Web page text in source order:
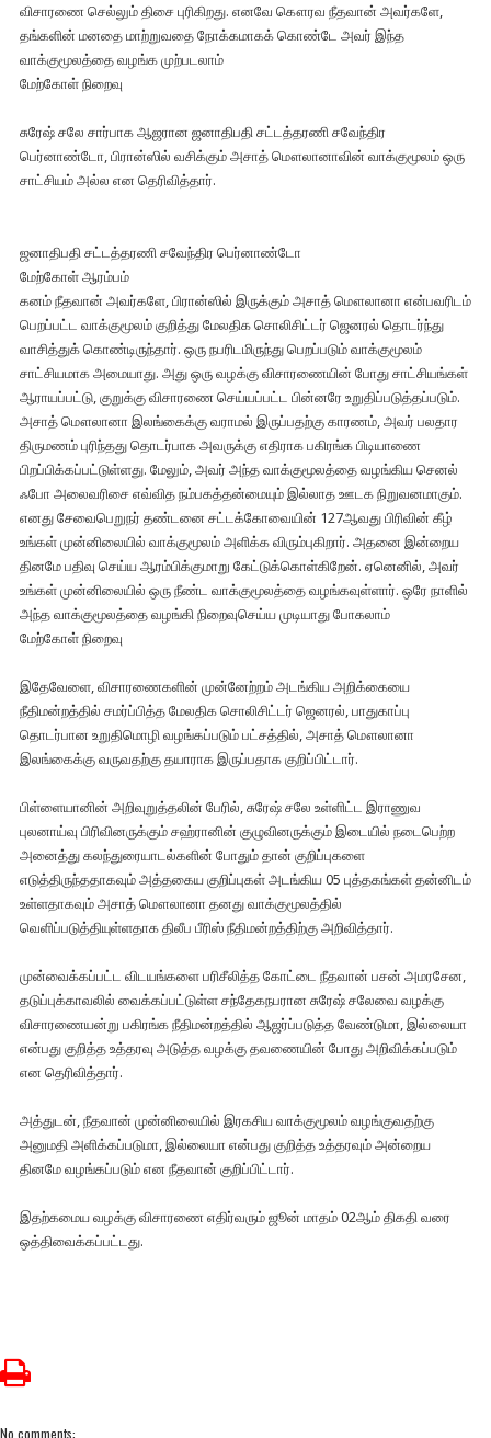
விசாரணை செல்லும் திசை புரிகிறது. எனவே கௌரவ நீதவான் அவர்களே,
தங்களின் மனதை மாற்றுவதை நோக்கமாகக் கொண்டே அவர் இந்த
வாக்குமூலத்தை வழங்க முற்படலாம்
மேற்கோள் நிறைவு
சுரேஷ் சலே சார்பாக ஆஜரான ஜனாதிபதி சட்டத்தரணி சவேந்திர
பெர்னாண்டோ, பிரான்ஸில் வசிக்கும் அசாத் மௌலானாவின் வாக்குமூலம் ஒரு
சாட்சியம் அல்ல என தெரிவித்தார்.
ஜனாதிபதி சட்டத்தரணி சவேந்திர பெர்னாண்டோ
மேற்கோள் ஆரம்பம்
கனம் நீதவான் அவர்களே, பிரான்ஸில் இருக்கும் அசாத் மௌலானா என்பவரிடம்
பெறப்பட்ட வாக்குமூலம் குறித்து மேலதிக சொலிசிட்டர் ஜெனரல் தொடர்ந்து
வாசித்துக் கொண்டிருந்தார். ஒரு நபரிடமிருந்து பெறப்படும் வாக்குமூலம்
சாட்சியமாக அமையாது. அது ஒரு வழக்கு விசாரணையின் போது சாட்சியங்கள்
ஆராயப்பட்டு, குறுக்கு விசாரணை செய்யப்பட்ட பின்னரே உறுதிப்படுத்தப்படும்.
அசாத் மௌலானா இலங்கைக்கு வராமல் இருப்பதற்கு காரணம், அவர் பலதார
திருமணம் புரிந்தது தொடர்பாக அவருக்கு எதிராக பகிரங்க பிடியாணை
பிறப்பிக்கப்பட்டுள்ளது. மேலும், அவர் அந்த வாக்குமூலத்தை வழங்கிய செனல்
ஃபோ அலைவரிசை எவ்வித நம்பகத்தன்மையும் இல்லாத ஊடக நிறுவனமாகும்.
எனது சேவைபெறுநர் தண்டனை சட்டக்கோவையின் 127ஆவது பிரிவின் கீழ்
உங்கள் முன்னிலையில் வாக்குமூலம் அளிக்க விரும்புகிறார். அதனை இன்றைய
தினமே பதிவு செய்ய ஆரம்பிக்குமாறு கேட்டுக்கொள்கிறேன். ஏனெனில், அவர்
உங்கள் முன்னிலையில் ஒரு நீண்ட வாக்குமூலத்தை வழங்கவுள்ளார். ஒரே நாளில்
அந்த வாக்குமூலத்தை வழங்கி நிறைவுசெய்ய முடியாது போகலாம்
மேற்கோள் நிறைவு
இதேவேளை, விசாரணைகளின் முன்னேற்றம் அடங்கிய அறிக்கையை
நீதிமன்றத்தில் சமர்ப்பித்த மேலதிக சொலிசிட்டர் ஜெனரல், பாதுகாப்பு
தொடர்பான உறுதிமொழி வழங்கப்படும் பட்சத்தில், அசாத் மௌலானா
இலங்கைக்கு வருவதற்கு தயாராக இருப்பதாக குறிப்பிட்டார்.
பிள்ளையானின் அறிவுறுத்தலின் பேரில், சுரேஷ் சலே உள்ளிட்ட இராணுவ
புலனாய்வு பிரிவினருக்கும் சஹ்ரானின் குழுவினருக்கும் இடையில் நடைபெற்ற
அனைத்து கலந்துரையாடல்களின் போதும் தான் குறிப்புகளை
எடுத்திருந்ததாகவும் அத்தகைய குறிப்புகள் அடங்கிய 05 புத்தகங்கள் தன்னிடம்
உள்ளதாகவும் அசாத் மௌலானா தனது வாக்குமூலத்தில்
வெளிப்படுத்தியுள்ளதாக திலீப பீரிஸ் நீதிமன்றத்திற்கு அறிவித்தார்.
முன்வைக்கப்பட்ட விடயங்களை பரிசீலித்த கோட்டை நீதவான் பசன் அமரசேன,
தடுப்புக்காவலில் வைக்கப்பட்டுள்ள சந்தேகநபரான சுரேஷ் சலேவை வழக்கு
விசாரணையன்று பகிரங்க நீதிமன்றத்தில் ஆஜர்ப்படுத்த வேண்டுமா, இல்லையா
என்பது குறித்த உத்தரவு அடுத்த வழக்கு தவணையின் போது அறிவிக்கப்படும்
என தெரிவித்தார்.
அத்துடன், நீதவான் முன்னிலையில் இரகசிய வாக்குமூலம் வழங்குவதற்கு
அனுமதி அளிக்கப்படுமா, இல்லையா என்பது குறித்த உத்தரவும் அன்றைய
தினமே வழங்கப்படும் என நீதவான் குறிப்பிட்டார்.
இதற்கமைய வழக்கு விசாரணை எதிர்வரும் ஜூன் மாதம் 02ஆம் திகதி வரை
ஒத்திவைக்கப்பட்டது.
No comments: